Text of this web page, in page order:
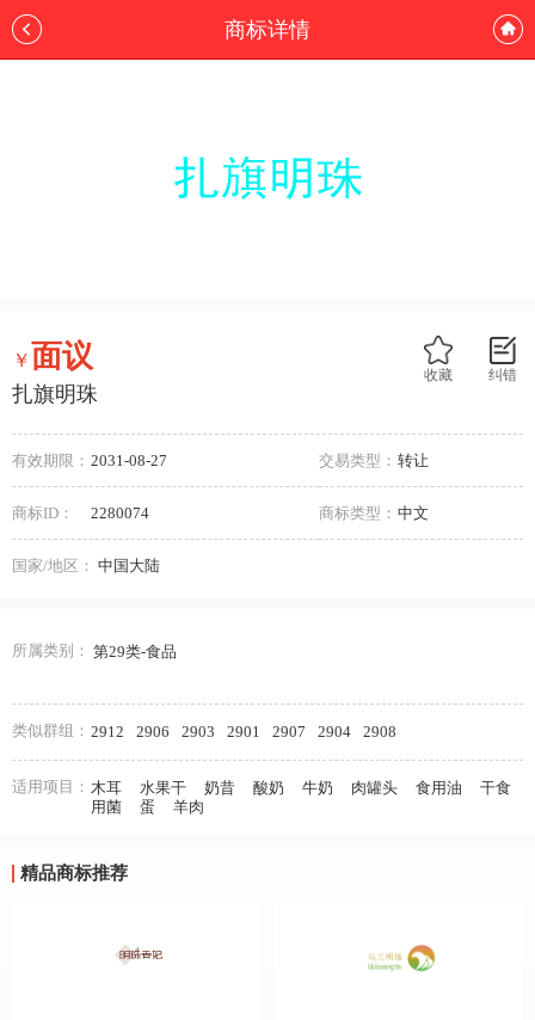
商标详情
纠错
收藏
￥面议
扎旗明珠
有效期限： 2031-08-27 交易类型： 转让
商标ID： 2280074 商标类型： 中文
国家/地区： 中国大陆
所属类别： 第29类-食品
类似群组： 2912 2906 2903 2901 2907 2904 2908
适用项目： 木耳 水果干 奶昔 酸奶 牛奶 肉罐头 食用油
干食
用菌
蛋 羊肉
精品商标推荐